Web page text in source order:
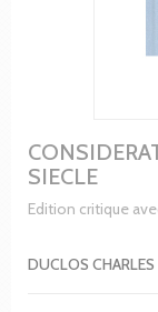
SIECLE
Edition critique
DUCLOS CHARLES